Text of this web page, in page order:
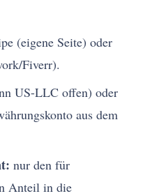
(eigene Seite) oder
Fiverr).
US-LLC offen) oder
aus dem
nur den für
Anteil in die